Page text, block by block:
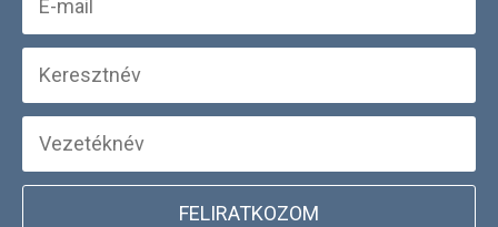
FELIRATKOZOM